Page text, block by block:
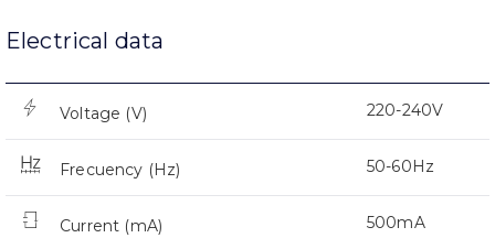
Electrical data
Voltage (V) 220-240V
Frecuency (Hz) 50-60Hz
Current (mA) 500mA